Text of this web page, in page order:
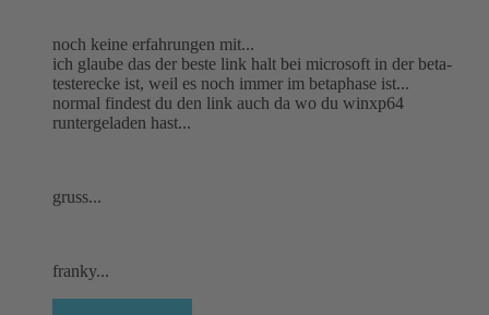
noch keine erfahrungen mit...
ich glaube das der beste link halt bei microsoft in der beta-
testerecke ist, weil es noch immer im betaphase ist...
normal findest du den link auch da wo du winxp64
runtergeladen hast...
gruss...
franky...